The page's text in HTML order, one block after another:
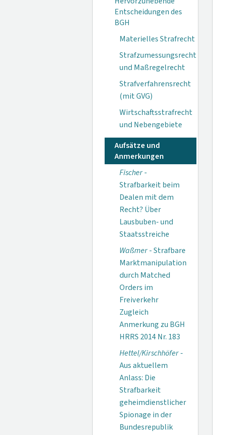
Entscheidungen des
BGH
Materielles Strafrecht
Strafzumessungsrecht
und Maßregelrecht
Strafverfahrensrecht
(mit GVG)
Wirtschaftsstrafrecht
und Nebengebiete
Aufsätze und
Anmerkungen
Fischer-
Strafbarkeit beim
Dealen mit dem
Recht? Über
Lausbuben- und
Staatsstreiche
Waßmer- Strafbare
Marktmanipulation
durch Matched
Orders im
Freiverkehr
Zugleich
Anmerkung zu BGH
HRRS 2014 Nr. 183
Hettel/Kirschhöfer-
Aus aktuellem
Anlass: Die
Strafbarkeit
geheimdienstlicher
Spionage in der
Bundesrepublik